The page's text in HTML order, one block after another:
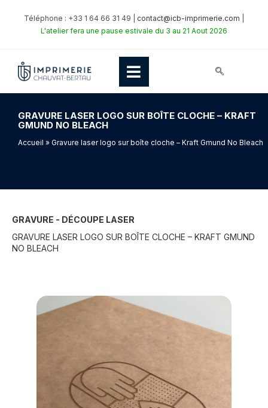
Téléphone : +33 1 64 66 31 49 | contact@icb-imprimerie.com
L'atelier fera une pause estivale du 3 au 21 Aout 2026
GRAVURE LASER LOGO SUR BOÎTE CLOCHE – KRAFT
GMUND NO BLEACH
Accueil » Gravure laser logo sur boîte cloche – Kraft Gmund No Bleach
GRAVURE - DÉCOUPE LASER
GRAVURE LASER LOGO SUR BOÎTE CLOCHE – KRAFT GMUND
NO BLEACH